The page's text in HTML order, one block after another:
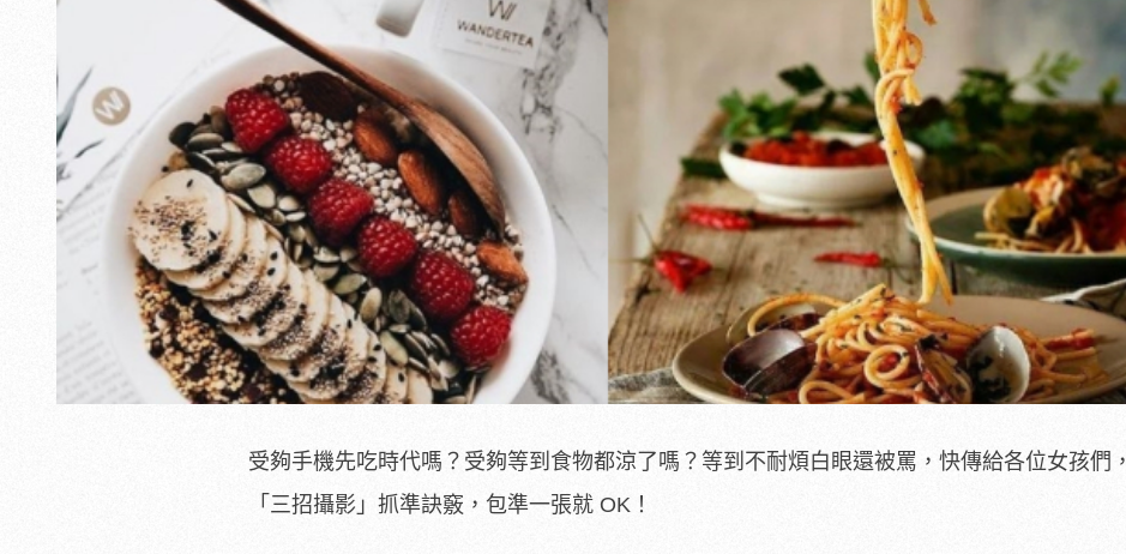
受夠手機先吃時代嗎？受夠等到食物都涼了嗎？等到不耐煩白眼還被罵，快傳給各位女孩們，
「三招攝影」抓準訣竅，包準一張就 OK！